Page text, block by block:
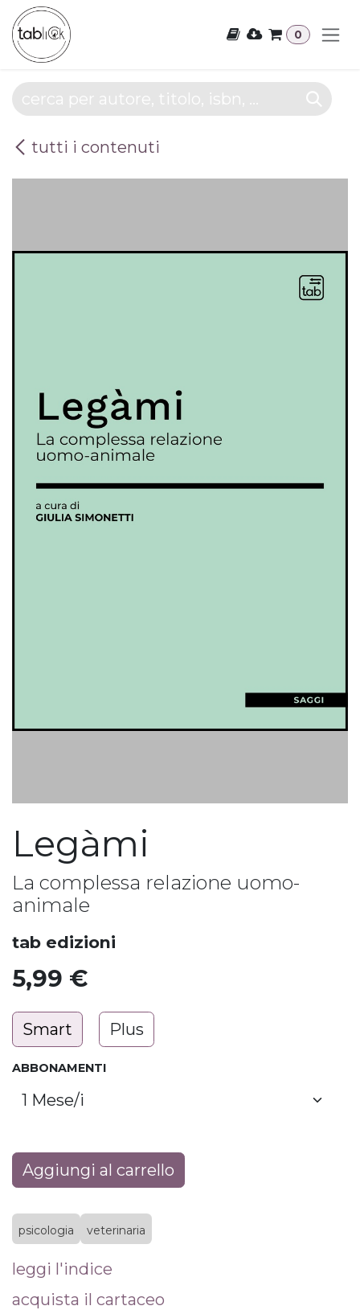
Passa al contenuto
0
tutti i contenuti
Legàmi
La complessa relazione uomo-
animale
tab edizioni
5,99 €
Smart Plus
ABBONAMENTI
Aggiungi al carrello
psicologia veterinaria
leggi l'indice
acquista il cartaceo